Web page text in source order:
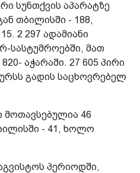
სუნთქვის აპარატზე
თბილისში - 188,
2 297 ადამიანი
სასტუმროებში, მათ
აჭარაში. 27 605 პირი
გადის საცხოვრებელ
მოთავსებულია 46
- 41, ხოლო
პერიოდში,